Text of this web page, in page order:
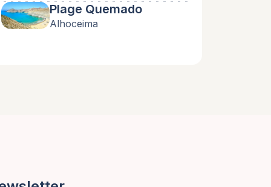
Plage Quemado
Alhoceima